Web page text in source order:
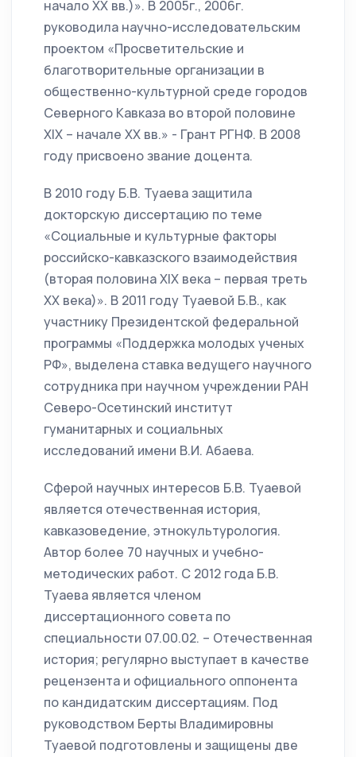
начало XX вв.)». В 2005г., 2006г.
руководила научно-исследовательским
проектом «Просветительские и
благотворительные организации в
общественно-культурной среде городов
Северного Кавказа во второй половине
XIX – начале XX вв.» - Грант РГНФ. В 2008
году присвоено звание доцента.
В 2010 году Б.В. Туаева защитила
докторскую диссертацию по теме
«Социальные и культурные факторы
российско-кавказского взаимодействия
(вторая половина XIX века – первая треть
XX века)». В 2011 году Туаевой Б.В., как
участнику Президентской федеральной
программы «Поддержка молодых ученых
РФ», выделена ставка ведущего научного
сотрудника при научном учреждении РАН
Северо-Осетинский институт
гуманитарных и социальных
исследований имени В.И. Абаева.
Сферой научных интересов Б.В. Туаевой
является отечественная история,
кавказоведение, этнокультурология.
Автор более 70 научных и учебно-
методических работ. С 2012 года Б.В.
Туаева является членом
диссертационного совета по
специальности 07.00.02. – Отечественная
история; регулярно выступает в качестве
рецензента и официального оппонента
по кандидатским диссертациям. Под
руководством Берты Владимировны
Туаевой подготовлены и защищены две